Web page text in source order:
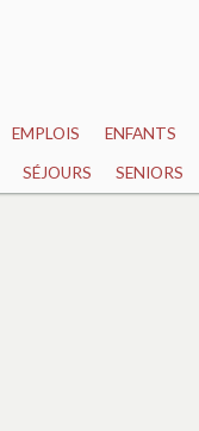
EMPLOIS ENFANTS
SÉJOURS SENIORS